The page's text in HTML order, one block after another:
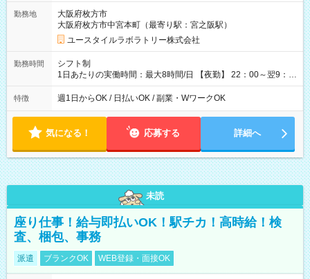
月 ※ 雇用形態と給与に、本採用時と異なる部分があります。 雇
用形態：本採用時と同じです。 給与：時給 1,610円以上
勤務地
大阪府枚方市
大阪府枚方市中宮本町（最寄り駅：宮之阪駅）
ユースタイルラボラトリー株式会社
勤務時間
シフト制
1日あたりの実働時間：最大8時間/日 【夜勤】 22：00～翌9：
00 ※週1日～OK ／ 夜勤専従 ＊＊ 勤務時間例 ＊＊ ■22時か
ら翌7時 ■23時から翌8時 ■24時から翌9時 など ※上記の時間
ます。 ※曜日固定（毎週同じ曜日での勤務となります）
特徴 週1日からOK / 日払いOK / 副業・WワークOK
気になる！ 応募する 詳細へ
未読
座り仕事！給与即払いOK！駅チカ！高時給！検
査、梱包、事務
派遣 ブランクOK WEB登録・面接OK